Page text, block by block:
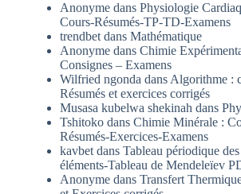
Anonyme dans Physiologie
Cours-Résumés-TP-TD-Examens
trendbet dans Mathématique
Anonyme dans Chimie
Consignes – Examens
Wilfried ngonda dans Algorithme :
Résumés et exercices corrigés
Musasa kubelwa shekinah dans
Tshitoko dans Chimie Minérale :
Résumés-Exercices-Examens
kavbet dans Tableau périodique des
éléments-Tableau de Mendeleïev
Anonyme dans Transfert